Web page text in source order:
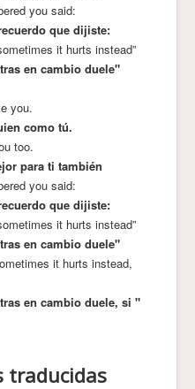
you said:
que dijiste:
it hurts instead”
en cambio duele"
you.
como tú.
too.
para ti también
you said:
que dijiste:
it hurts instead”
en cambio duele"
it hurts instead,
en cambio duele, si "
traducidas